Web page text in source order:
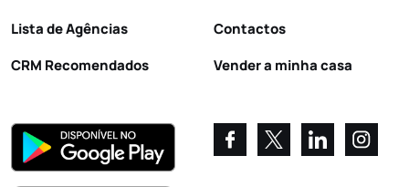
Lista de Agências
CRM Recomendados
Contactos
Vender a minha casa